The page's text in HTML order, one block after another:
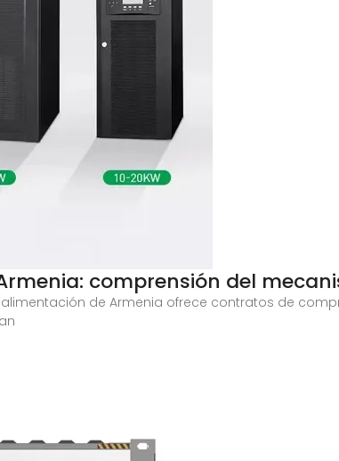
comprensión del
de Armenia ofrece contratos de